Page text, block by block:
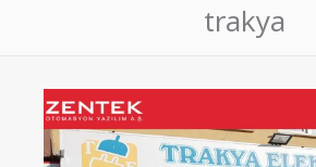
trakya